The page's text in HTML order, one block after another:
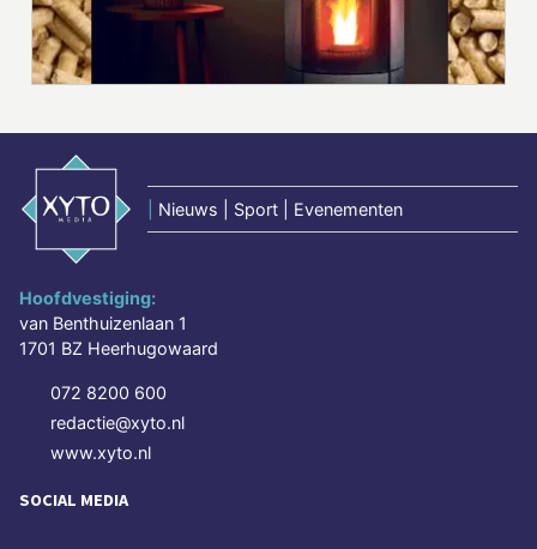
Nieuws | Sport | Evenementen
Hoofdvestiging:
van Benthuizenlaan 1
1701 BZ Heerhugowaard
072 8200 600
redactie@xyto.nl
www.xyto.nl
SOCIAL MEDIA